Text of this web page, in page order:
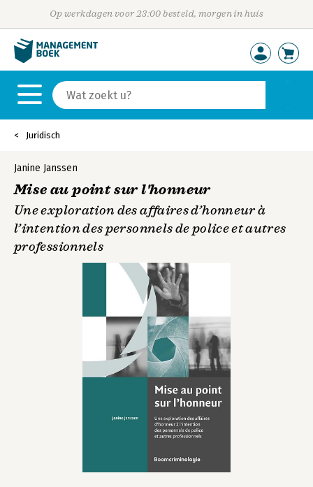
Op werkdagen voor 23:00 besteld, morgen in huis
Juridisch
Janine Janssen
Mise au point sur l'honneur
Une exploration des affaires d’honneur à
l’intention des personnels de police et autres
professionnels